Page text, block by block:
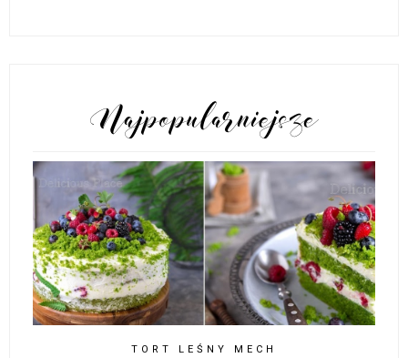
POPULARNE POSTY
TORT LEŚNY MECH